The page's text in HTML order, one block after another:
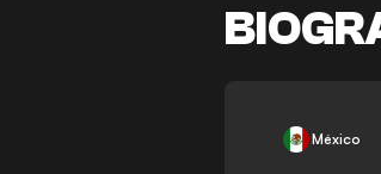
México